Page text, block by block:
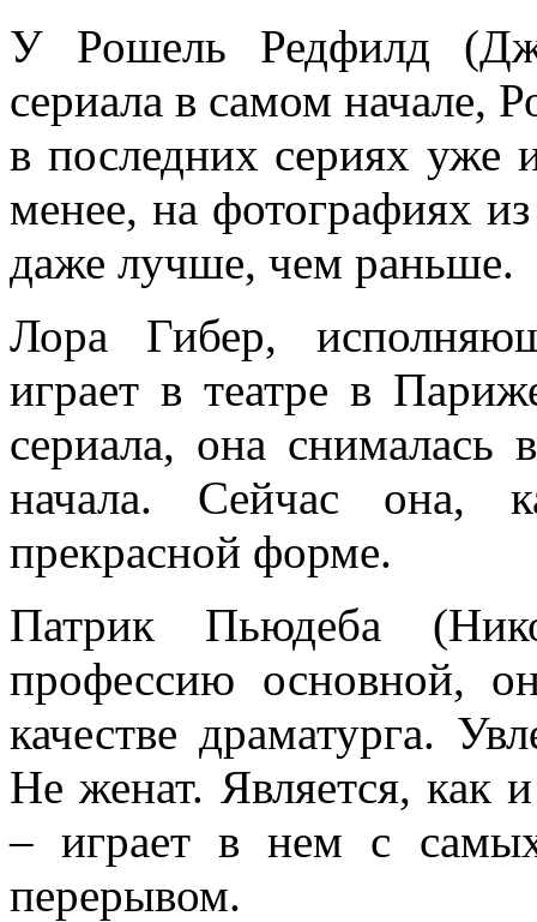
У Рошель Редфилд
сериала в самом начале,
в последних сериях уже
менее, на фотографиях
даже лучше, чем раньше.
Лора Гибер,
играет в театре в
сериала, она снималась
начала. Сейчас она,
прекрасной форме.
Патрик Пьюдеба
профессию основной,
качестве драматурга.
Не женат. Является, как
– играет в нем с
перерывом.